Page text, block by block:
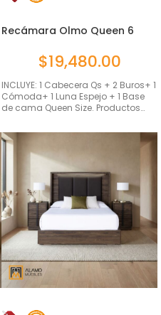
Recámara Olmo Queen 6
$19,480.00
INCLUYE: 1 Cabecera Qs + 2 Buros+ 1
Cómoda+ 1 Luna Espejo + 1 Base
de cama Queen Size. Productos…